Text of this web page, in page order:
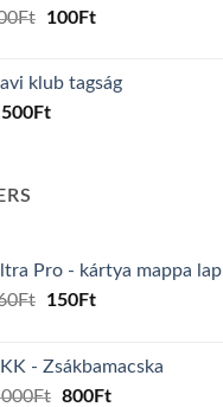
Ft
Original
600Ft.
100FtCurrent
100Ft.
klub tagság
Ft
Pro - kártya mappa lap
Ft
Original
160Ft.
150FtCurrent
150Ft.
- Zsákbamacska
Ft Original
800FtCurrent